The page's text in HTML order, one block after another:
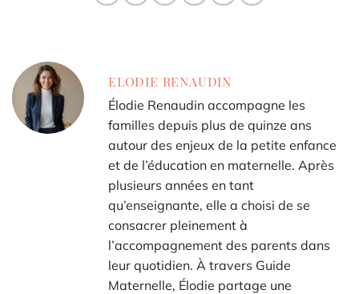
ELODIE RENAUDIN
Élodie Renaudin accompagne les
familles depuis plus de quinze ans
autour des enjeux de la petite enfance
et de l’éducation en maternelle. Après
plusieurs années en tant
qu’enseignante, elle a choisi de se
consacrer pleinement à
l’accompagnement des parents dans
leur quotidien. À travers Guide
Maternelle, Élodie partage une